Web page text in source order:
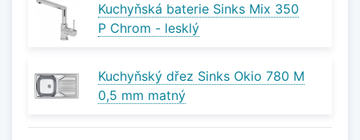
Kuchyňská baterie Sinks Mix 350
P Chrom - lesklý
Kuchyňský dřez Sinks Okio 780 M
0,5 mm matný